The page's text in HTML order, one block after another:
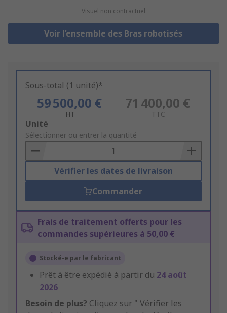
Visuel non contractuel
Voir l’ensemble des Bras robotisés
Sous-total (1 unité)*
59 500,00 €
HT
71 400,00 €
TTC
Add
to
Basket
Unité
Sélectionner ou entrer la quantité
Vérifier les dates de livraison
Commander
Frais de traitement offerts pour les
commandes supérieures à 50,00 €
Stocké-e par le fabricant
Prêt à être expédié à partir du 24 août
2026
Besoin de plus? Cliquez sur " Vérifier les